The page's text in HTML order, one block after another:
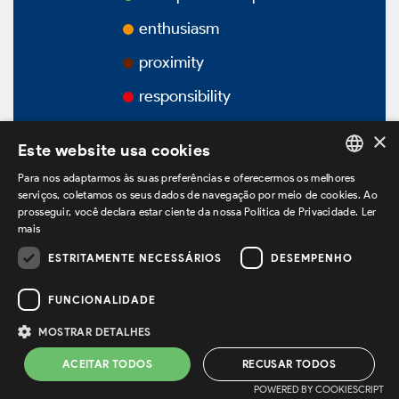
Videos
Podcasts
Corporate Governance
Overview
Bylaws
enthusiasm
proximity
responsibility
we are on LinkedIn
Powered by MZ
PORTUGUESE
×
Este website usa cookies
Para nos adaptarmos às suas preferências e oferecermos os melhores
serviços, coletamos os seus dados de navegação por meio de cookies. Ao
prosseguir, você declara estar ciente da nossa Política de Privacidade. Ler
mais
ESTRITAMENTE NECESSÁRIOS DESEMPENHO
FUNCIONALIDADE
MOSTRAR DETALHES
ACEITAR TODOS RECUSAR TODOS
POWERED BY COOKIESCRIPT